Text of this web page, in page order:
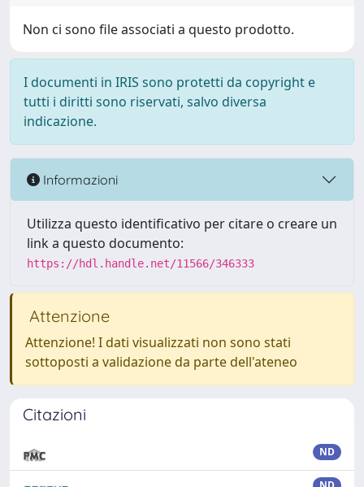
Non ci sono file associati a questo prodotto.
I documenti in IRIS sono protetti da copyright e
tutti i diritti sono riservati, salvo diversa
indicazione.
Informazioni
Utilizza questo identificativo per citare o creare un
link a questo documento:
https://hdl.handle.net/11566/346333
Attenzione
Attenzione! I dati visualizzati non sono stati
sottoposti a validazione da parte dell'ateneo
Citazioni
ND